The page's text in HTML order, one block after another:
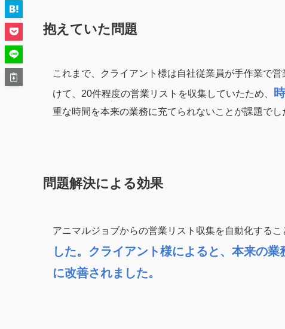
抱えていた問題
これまで、クライアント様は自社従業員が手作業で
けて、20件程度の営業リストを収集していたため、
重な時間を本来の業務に充てられないことが課題でし
問題解決による効果
アニマルジョブからの営業リスト収集を自動化するこ
した。クライアント様によると、本来の
に改善されました。